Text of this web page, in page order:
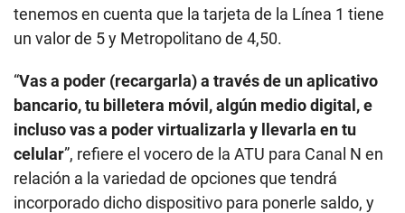
tenemos en cuenta que la tarjeta de la Línea 1 tiene
un valor de 5 y Metropolitano de 4,50.
“Vas a poder (recargarla) a través de un aplicativo
bancario, tu billetera móvil, algún medio digital, e
incluso vas a poder virtualizarla y llevarla en tu
celular”, refiere el vocero de la ATU para Canal N en
relación a la variedad de opciones que tendrá
incorporado dicho dispositivo para ponerle saldo, y